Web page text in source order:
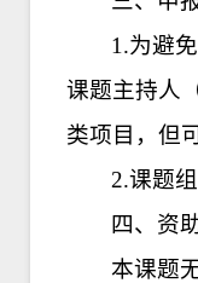
1.为避
课题主持人
类项目，但
2.课题
四、资
本课题